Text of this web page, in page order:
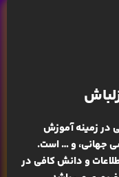
در زمینهآموزش
جهانی، و … است.
و دانش کافی در